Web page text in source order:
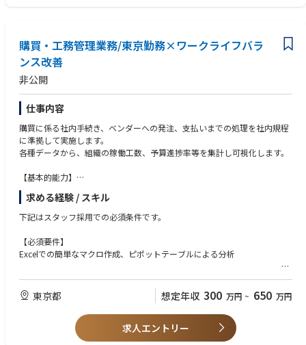
・海外のお客様来訪に伴う工場見学および社内行事の取りまとめ等。
購買・工務管理業務/東京勤務×ワークライフバラ
ンス改善
非公開
仕事内容
購買に係る社内手続き、ベンダーへの発注、支払いまでの処理を社内規程
に準拠して実施します。
各種データから、組織の稼働工数、予算進捗率等を集計し可視化します。
【基本的能力】
・規程、フローを理解し処理を行うだけでなく、改善を提案できる。
・依頼者、ベンダーとの調整に対応す協調性、交渉力
・Excelを用いた、集計、分析の力量
求める経験 / スキル
下記はスタッフ採用での必須条件です。
【必須要件】
Excelでの簡単なマクロ作成、ピポットテーブルによる分析
【歓迎要件】
・機械部品、設計の基礎知識
・商法に関する知識
・経理事務に関する知識
東京都 想定年収 300 万円 ~ 650 万円
求人エントリー